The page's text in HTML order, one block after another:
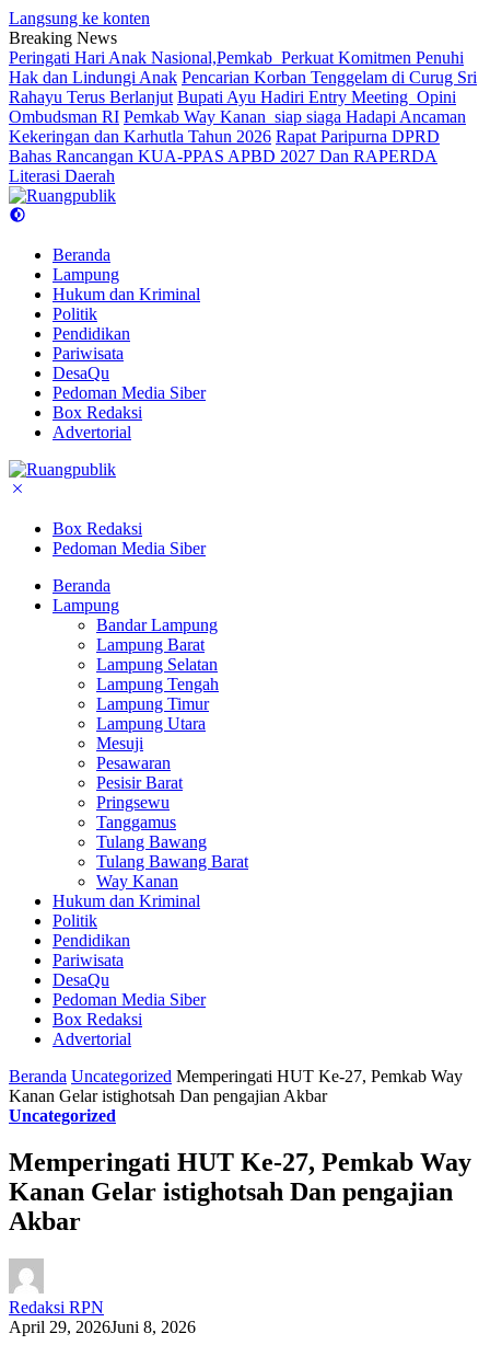
Langsung ke konten
Breaking News
Peringati Hari Anak Nasional,Pemkab Perkuat Komitmen Penuhi
Hak dan Lindungi Anak Pencarian Korban Tenggelam di Curug Sri
Rahayu Terus Berlanjut Bupati Ayu Hadiri Entry Meeting Opini
Ombudsman RI Pemkab Way Kanan siap siaga Hadapi Ancaman
Kekeringan dan Karhutla Tahun 2026 Rapat Paripurna DPRD
Bahas Rancangan KUA-PPAS APBD 2027 Dan RAPERDA
Literasi Daerah
Beranda
Lampung
Hukum dan Kriminal
Politik
Pendidikan
Pariwisata
DesaQu
Pedoman Media Siber
Box Redaksi
Advertorial
Box Redaksi
Pedoman Media Siber
Beranda
Lampung
Bandar Lampung
Lampung Barat
Lampung Selatan
Lampung Tengah
Lampung Timur
Lampung Utara
Mesuji
Pesawaran
Pesisir Barat
Pringsewu
Tanggamus
Tulang Bawang
Tulang Bawang Barat
Way Kanan
Hukum dan Kriminal
Politik
Pendidikan
Pariwisata
DesaQu
Pedoman Media Siber
Box Redaksi
Advertorial
Beranda Uncategorized Memperingati HUT Ke-27, Pemkab Way
Kanan Gelar istighotsah Dan pengajian Akbar
Uncategorized
Memperingati HUT Ke-27, Pemkab Way
Kanan Gelar istighotsah Dan pengajian
Akbar
Redaksi RPN
April 29, 2026Juni 8, 2026